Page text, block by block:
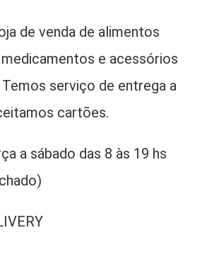
de venda de alimentos
e acessórios
serviço de entrega a
cartões.
a sábado das 8 às 19 hs